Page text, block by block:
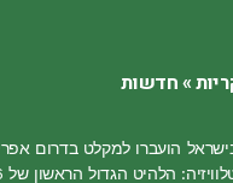
» חדשות
הועברו למקלט בדרום